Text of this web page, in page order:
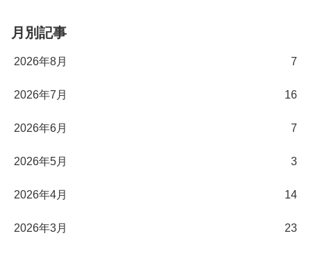
月別記事
2026年8月 7
2026年7月 16
2026年6月 7
2026年5月 3
2026年4月 14
2026年3月 23